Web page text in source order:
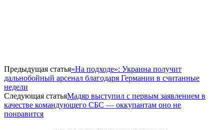
Предыдущая статья​»На подходе»: Украина получит
дальнобойный арсенал благодаря Германии в считанные
недели
Следующая статья​Мадяр выступил с первым заявлением в
качестве командующего СБС — оккупантам оно не
понравится